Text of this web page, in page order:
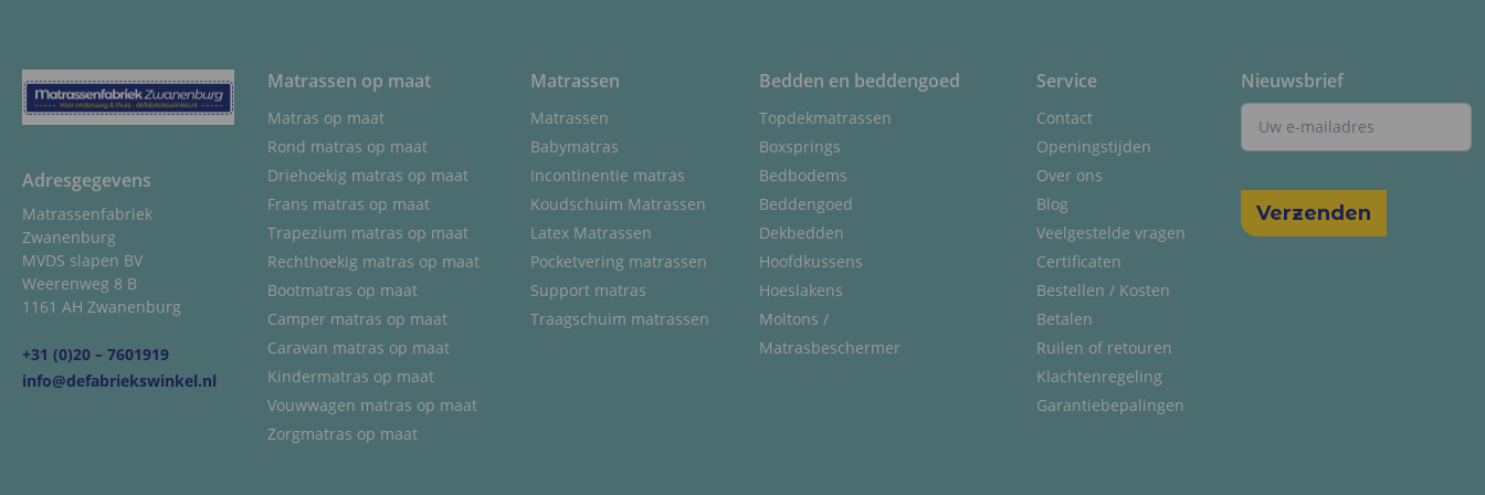
Adresgegevens
Matrassenfabriek
Zwanenburg
MVDS slapen BV
Weerenweg 8 B
1161 AH Zwanenburg
+31 (0)20 – 7601919
info@defabriekswinkel.nl
Matrassen op maat
Matras op maat
Rond matras op maat
Driehoekig matras op maat
Frans matras op maat
Trapezium matras op maat
Rechthoekig matras op maat
Bootmatras op maat
Camper matras op maat
Caravan matras op maat
Kindermatras op maat
Vouwwagen matras op maat
Zorgmatras op maat
Matrassen
Matrassen
Babymatras
Incontinentie matras
Koudschuim Matrassen
Latex Matrassen
Pocketvering matrassen
Support matras
Traagschuim matrassen
Bedden en beddengoed
Topdekmatrassen
Boxsprings
Bedbodems
Beddengoed
Dekbedden
Hoofdkussens
Hoeslakens
Moltons /
Matrasbeschermer
Service
Contact
Openingstijden
Over ons
Blog
Veelgestelde vragen
Certificaten
Bestellen / Kosten
Betalen
Ruilen of retouren
Klachtenregeling
Garantiebepalingen
Nieuwsbrief